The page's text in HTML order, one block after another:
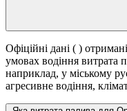
Офіційні дані ( )
умовах водіння
наприклад, у міському
агресивне водіння,